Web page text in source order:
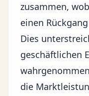
zusammen,
einen
Dies
geschäftlichen
die